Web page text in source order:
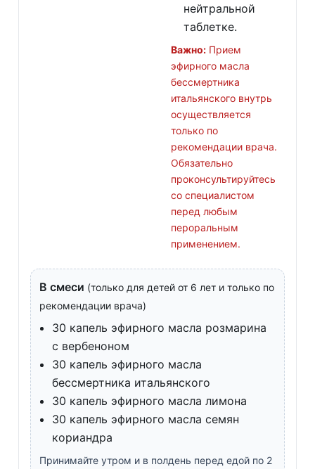
нейтральной
таблетке.
Важно: Прием
эфирного масла
бессмертника
итальянского внутрь
осуществляется
только по
рекомендации врача.
Обязательно
проконсультируйтесь
со специалистом
перед любым
пероральным
применением.
В смеси (только для детей от 6 лет и только по
рекомендации врача)
30 капель эфирного масла розмарина
с вербеноном
30 капель эфирного масла
бессмертника итальянского
30 капель эфирного масла лимона
30 капель эфирного масла семян
кориандра
Принимайте утром и в полдень перед едой по 2